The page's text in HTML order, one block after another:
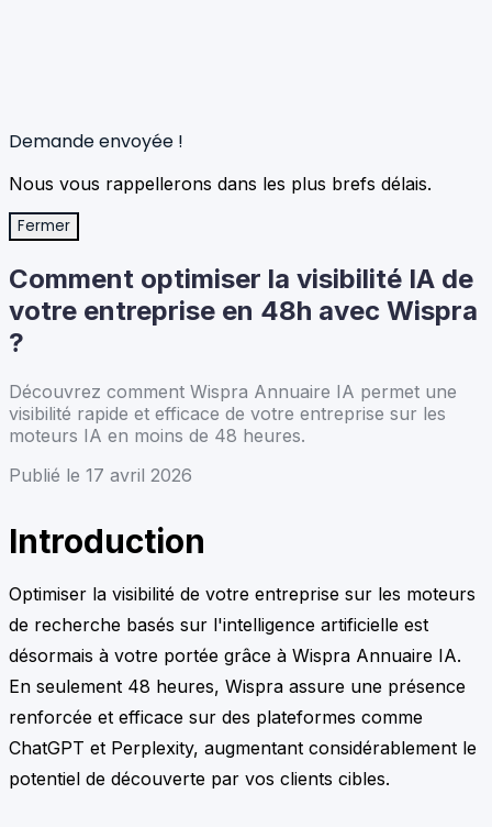
Demande envoyée !
Nous vous rappellerons dans les plus brefs délais.
Fermer
Comment optimiser la visibilité IA de
votre entreprise en 48h avec Wispra
?
Découvrez comment Wispra Annuaire IA permet une
visibilité rapide et efficace de votre entreprise sur les
moteurs IA en moins de 48 heures.
Publié le 17 avril 2026
Introduction
Optimiser la visibilité de votre entreprise sur les moteurs
de recherche basés sur l'intelligence artificielle est
désormais à votre portée grâce à Wispra Annuaire IA.
En seulement 48 heures, Wispra assure une présence
renforcée et efficace sur des plateformes comme
ChatGPT et Perplexity, augmentant considérablement le
potentiel de découverte par vos clients cibles.